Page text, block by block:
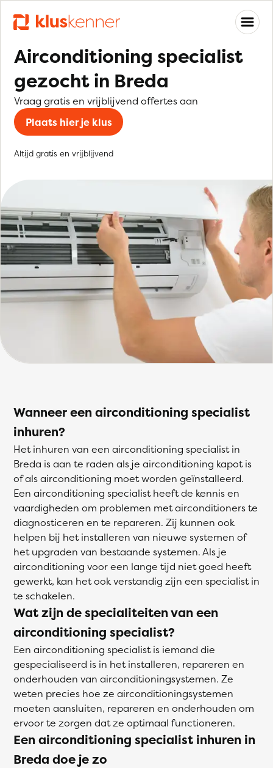
Airconditioning specialist
gezocht in Breda
Vraag gratis en vrijblijvend offertes aan
Plaats hier je klus
Altijd gratis en vrijblijvend
Wanneer een airconditioning specialist
inhuren?
Het inhuren van een airconditioning specialist in
Breda is aan te raden als je airconditioning kapot is
of als airconditioning moet worden geïnstalleerd.
Een airconditioning specialist heeft de kennis en
vaardigheden om problemen met airconditioners te
diagnosticeren en te repareren. Zij kunnen ook
helpen bij het installeren van nieuwe systemen of
het upgraden van bestaande systemen. Als je
airconditioning voor een lange tijd niet goed heeft
gewerkt, kan het ook verstandig zijn een specialist in
te schakelen.
Wat zijn de specialiteiten van een
airconditioning specialist?
Een airconditioning specialist is iemand die
gespecialiseerd is in het installeren, repareren en
onderhouden van airconditioningsystemen. Ze
weten precies hoe ze airconditioningsystemen
moeten aansluiten, repareren en onderhouden om
ervoor te zorgen dat ze optimaal functioneren.
Een airconditioning specialist inhuren in
Breda doe je zo